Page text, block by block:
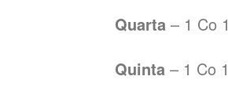
Quarta– 1 Co
Quinta– 1 Co